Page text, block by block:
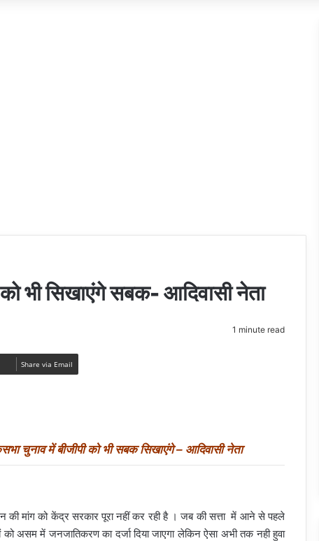
भी सिखाएंगे सबक- आदिवासी नेता
1 minute read
Share via Email
चुनाव में बीजीपी को भी सबक सिखाएंगे – आदिवासी नेता
मांग को केंद्र सरकार पूरा नहीं कर रही है । जब की सत्ता में आने से पहले
को असम में जनजातिकरण का दर्जा दिया जाएगा लेकिन ऐसा अभी तक नही हुवा